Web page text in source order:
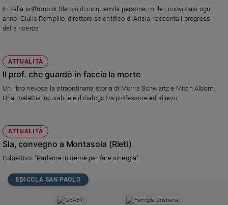
In Italia soffrono di Sla più di cinquemila persone, mille i nuovi casi ogni
anno. Giulio Pompilio, direttore scientifico di Arisla, racconta i progressi
della ricerca
ATTUALITÀ
Il prof. che guardò in faccia la morte
Un libro rievoca la straordinaria storia di Morris Schwartz e Mitch Albom.
Una malattia incurabile e il dialogo tra professore ed allievo.
ATTUALITÀ
Sla, convegno a Montasola (Rieti)
L'obiettivo: "Parlarne insieme per fare sinergia"
EDICOLA SAN PAOLO